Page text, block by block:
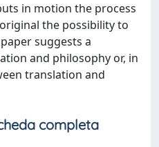
in motion the process
the possibility to
suggests a
and philosophy or, in
translation and
completa